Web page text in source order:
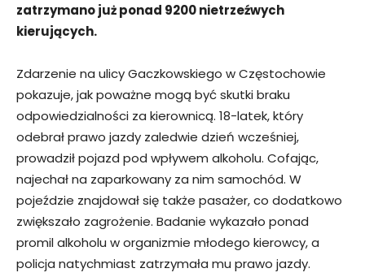
zatrzymano już ponad 9200 nietrzeźwych
kierujących.
Zdarzenie na ulicy Gaczkowskiego w Częstochowie
pokazuje, jak poważne mogą być skutki braku
odpowiedzialności za kierownicą. 18-latek, który
odebrał prawo jazdy zaledwie dzień wcześniej,
prowadził pojazd pod wpływem alkoholu. Cofając,
najechał na zaparkowany za nim samochód. W
pojeździe znajdował się także pasażer, co dodatkowo
zwiększało zagrożenie. Badanie wykazało ponad
promil alkoholu w organizmie młodego kierowcy, a
policja natychmiast zatrzymała mu prawo jazdy.